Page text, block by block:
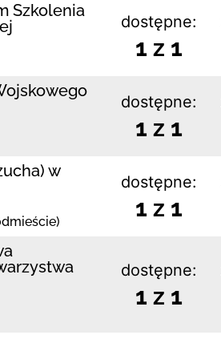
Szkolenia
dostępne:
1 z 1
dostępne:
1 z 1
w
dostępne:
1 z 1
dostępne:
1 z 1